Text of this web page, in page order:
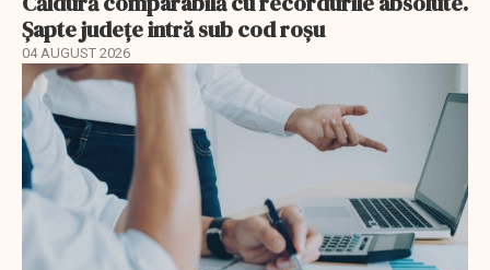
Șapte județe intră sub cod roșu
04 AUGUST 2026